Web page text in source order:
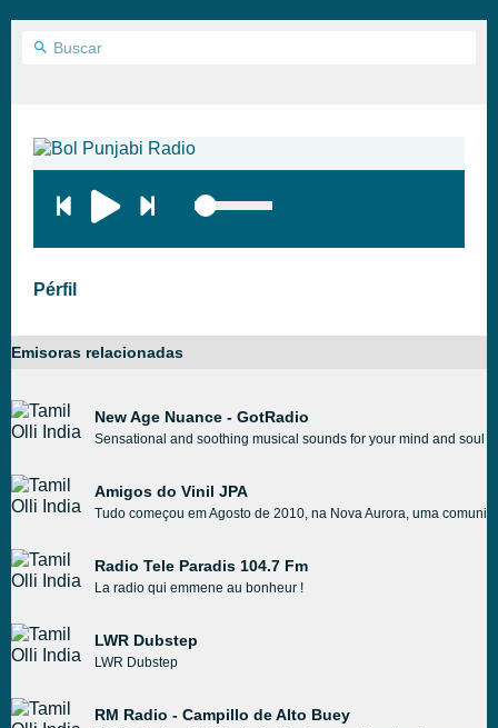
Pérfil
Emisoras relacionadas
New Age Nuance - GotRadio
Sensational and soothing musical sounds for your mind and soul
Amigos do Vinil JPA
Tudo começou em Agosto de 2010, na Nova Aurora, uma
Radio Tele Paradis 104.7 Fm
La radio qui emmene au bonheur !
LWR Dubstep
LWR Dubstep
RM Radio - Campillo de Alto Buey